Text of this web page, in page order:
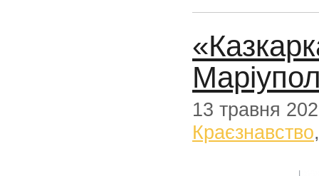
13 травня
Краєзнавство